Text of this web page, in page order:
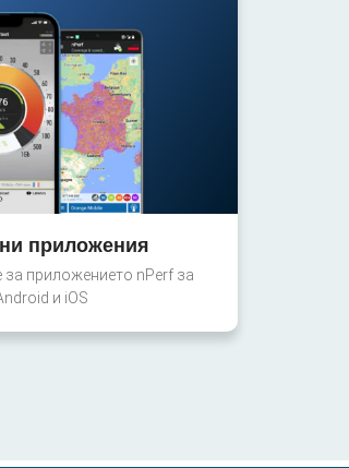
приложения
за приложението nPerf за
и iOS